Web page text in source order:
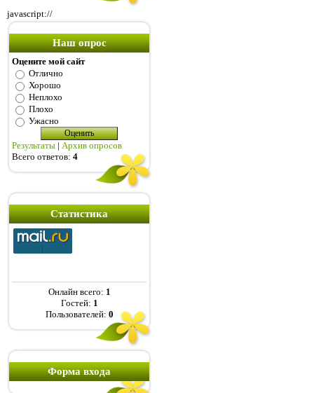
javascript://
Наш опрос
Оцените мой сайт
Отлично
Хорошо
Неплохо
Плохо
Ужасно
Результаты | Архив опросов
Всего ответов: 4
Статистика
Онлайн всего: 1
Гостей: 1
Пользователей: 0
Форма входа